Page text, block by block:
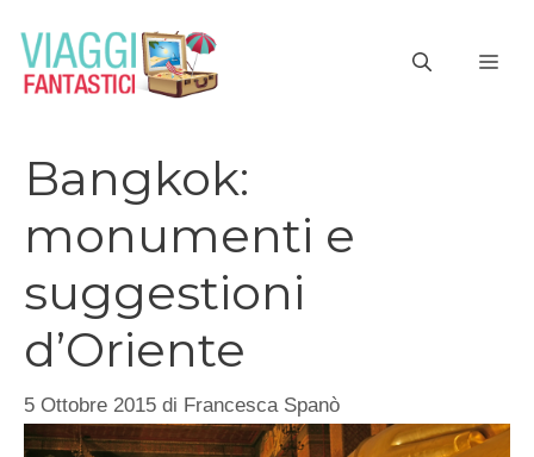
contenuto
Bangkok:
monumenti e
suggestioni
d’Oriente
5 Ottobre 2015 di Francesca Spanò